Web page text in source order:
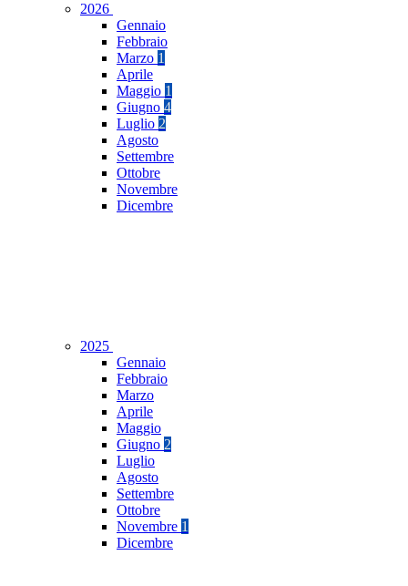
2026
Gennaio
Febbraio
Marzo 1
Aprile
Maggio 1
Giugno 4
Luglio 2
Agosto
Settembre
Ottobre
Novembre
Dicembre
2025
Gennaio
Febbraio
Marzo
Aprile
Maggio
Giugno 2
Luglio
Agosto
Settembre
Ottobre
Novembre 1
Dicembre